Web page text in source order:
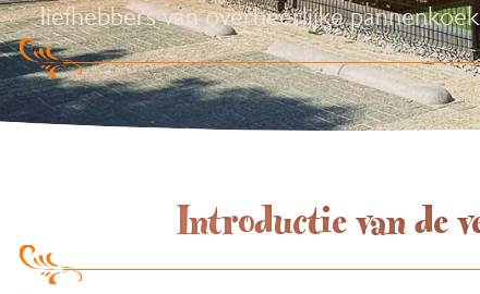
liefhebbers van overheerlijke
Introductie van de